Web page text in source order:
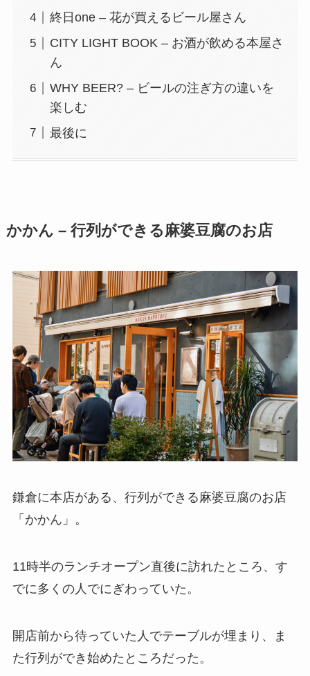
終日one – 花が買えるビール屋さん
CITY LIGHT BOOK – お酒が飲める本屋さ
ん
WHY BEER? – ビールの注ぎ方の違いを
楽しむ
最後に
かかん – 行列ができる麻婆豆腐のお店
鎌倉に本店がある、行列ができる麻婆豆腐のお店
「かかん」。
11時半のランチオープン直後に訪れたところ、す
でに多くの人でにぎわっていた。
開店前から待っていた人でテーブルが埋まり、ま
た行列ができ始めたところだった。